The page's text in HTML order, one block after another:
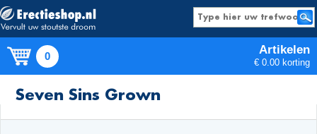
0 Artikelen
€ 0.00 korting
Seven Sins Grown